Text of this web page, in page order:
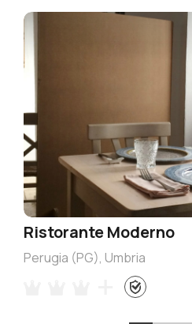
Ristorante Moderno
Perugia (PG), Umbria